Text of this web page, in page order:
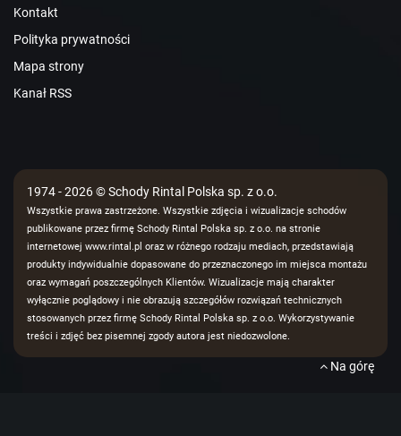
Kontakt
Polityka prywatności
Mapa strony
Kanał RSS
1974 - 2026 © Schody Rintal Polska sp. z o.o.
Wszystkie prawa zastrzeżone. Wszystkie zdjęcia i wizualizacje schodów
publikowane przez firmę Schody Rintal Polska sp. z o.o. na stronie
internetowej www.rintal.pl oraz w różnego rodzaju mediach, przedstawiają
produkty indywidualnie dopasowane do przeznaczonego im miejsca montażu
oraz wymagań poszczególnych Klientów. Wizualizacje mają charakter
wyłącznie poglądowy i nie obrazują szczegółów rozwiązań technicznych
stosowanych przez firmę Schody Rintal Polska sp. z o.o. Wykorzystywanie
treści i zdjęć bez pisemnej zgody autora jest niedozwolone.
Na górę